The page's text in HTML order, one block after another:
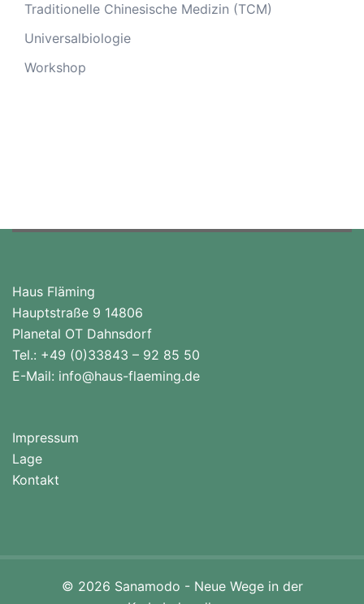
Traditionelle Chinesische Medizin (TCM)
Universalbiologie
Workshop
Haus Fläming
Hauptstraße 9 14806
Planetal OT Dahnsdorf
Tel.: +49 (0)33843 – 92 85 50
E-Mail: info@haus-flaeming.de
Impressum
Lage
Kontakt
© 2026 Sanamodo - Neue Wege in der